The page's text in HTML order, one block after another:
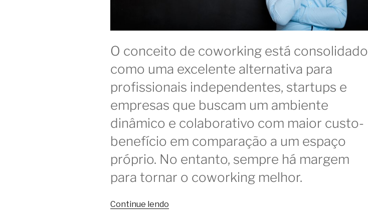
O conceito de coworking está consolidado
como uma excelente alternativa para
profissionais independentes, startups e
empresas que buscam um ambiente
dinâmico e colaborativo com maior custo-
benefício em comparação a um espaço
próprio. No entanto, sempre há margem
para tornar o coworking melhor.
Continue lendo